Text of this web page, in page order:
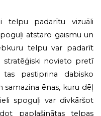
telpu padarītu vizuāli
atstaro gaismu un
telpu var padarīt
stratēģiski novieto pretī
pastiprina dabisko
samazina ēnas, kuru dēļ
spoguļi var divkāršot
paplašinātas telpas